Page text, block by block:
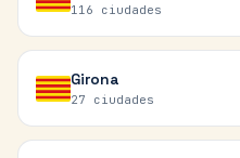
116 ciudades
Girona
27 ciudades